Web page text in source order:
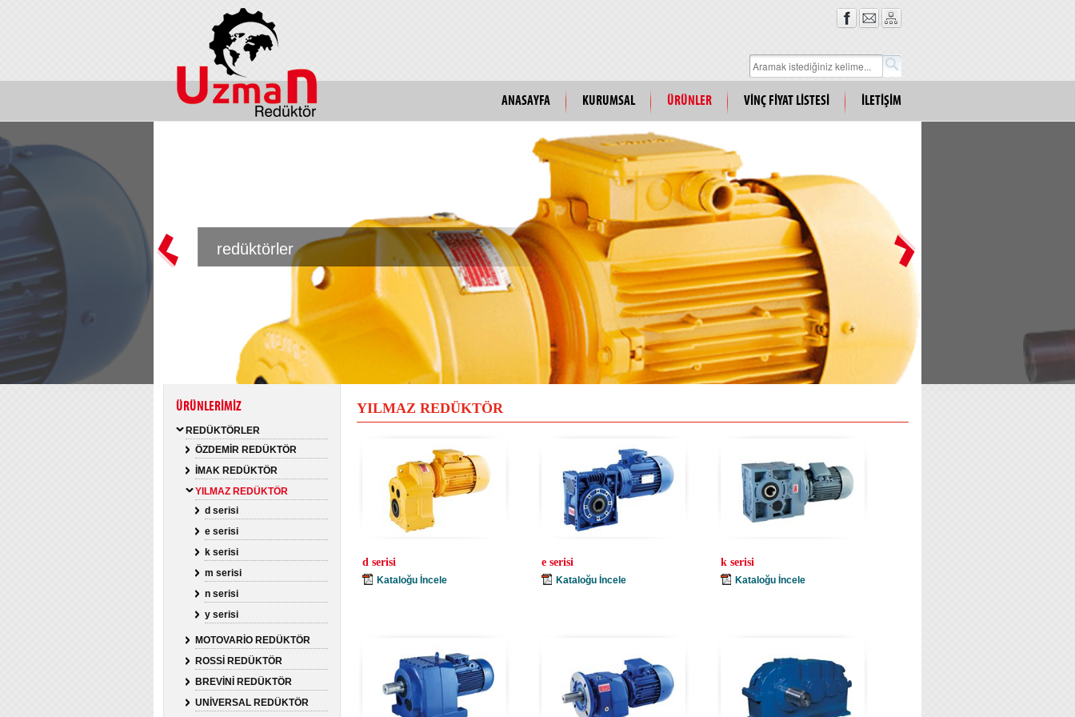
ANASAYFA KURUMSAL ÜRÜNLER VİNÇ FİYAT LİSTESİ İLETİŞİM
redüktörler
ÜRÜNLERİMİZ
REDÜKTÖRLER
ÖZDEMİR REDÜKTÖR
İMAK REDÜKTÖR
YILMAZ REDÜKTÖR
d serisi
e serisi
k serisi
m serisi
n serisi
y serisi
MOTOVARİO REDÜKTÖR
ROSSİ REDÜKTÖR
BREVİNİ REDÜKTÖR
UNİVERSAL REDÜKTÖR
YILMAZ REDÜKTÖR
d serisi
Kataloğu İncele
e serisi
Kataloğu İncele
k serisi
Kataloğu İncele